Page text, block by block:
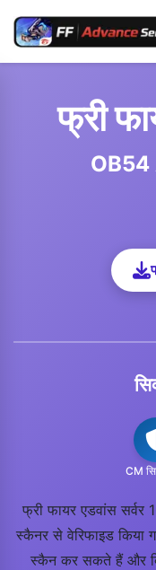
फ्री
OB54
CM
फ्री फायर एडवांस
स्कैनर से वेरिफाइड किया
स्कैन कर सकते हैं और